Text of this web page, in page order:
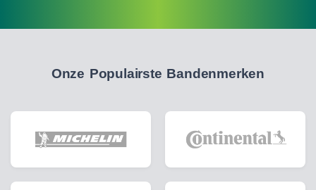
Onze Populairste Bandenmerken